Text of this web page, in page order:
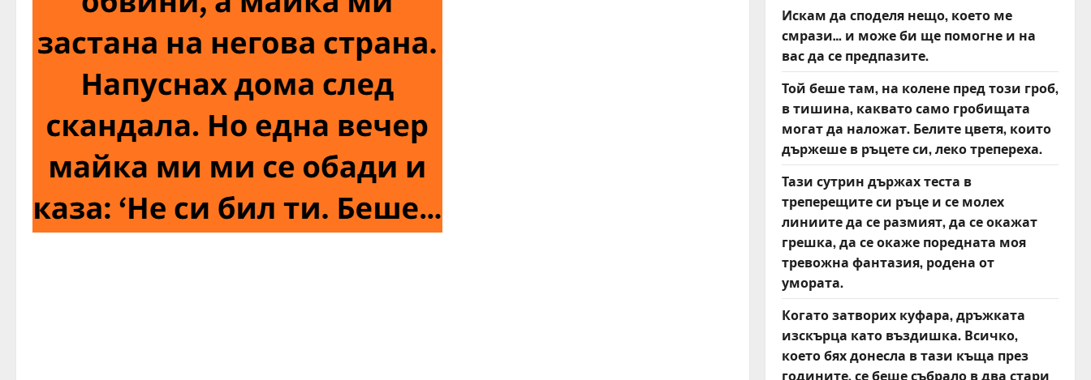
Искам да споделя нещо, което ме
смрази… и може би ще помогне и на
вас да се предпазите.
Той беше там, на колене пред този гроб,
в тишина, каквато само гробищата
могат да наложат. Белите цветя, които
държеше в ръцете си, леко трепереха.
Тази сутрин държах теста в
треперещите си ръце и се молех
линиите да се размият, да се окажат
грешка, да се окаже поредната моя
тревожна фантазия, родена от
умората.
Когато затворих куфара, дръжката
изскърца като въздишка. Всичко,
което бях донесла в тази къща през
годините, се беше събрало в два стари